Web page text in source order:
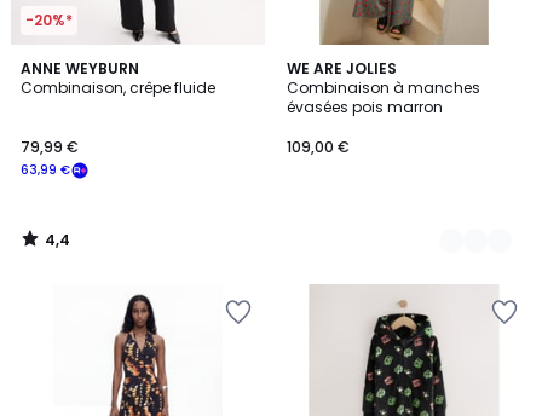
-20%*
ANNE WEYBURN
Combinaison, crêpe fluide
63,99 €
79,99 €
4,4
/ 5
4,4
/
WE ARE JOLIES
Combinaison à manches
évasées pois marron
109,00 €
2
Couleurs